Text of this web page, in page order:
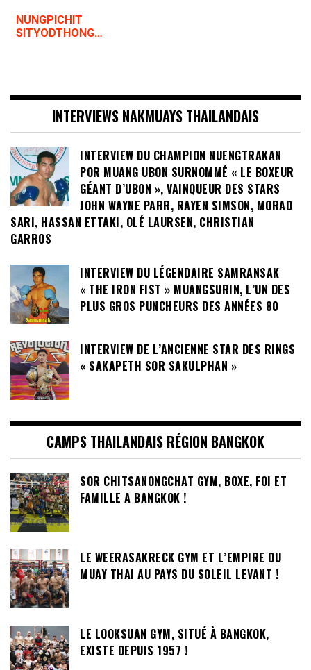
NUNGPICHIT
SITYODTHONG…
INTERVIEWS NAKMUAYS THAILANDAIS
INTERVIEW DU CHAMPION NUENGTRAKAN
POR MUANG UBON SURNOMMÉ « LE BOXEUR
GÉANT D’UBON », VAINQUEUR DES STARS
JOHN WAYNE PARR, RAYEN SIMSON, MORAD
SARI, HASSAN ETTAKI, OLÉ LAURSEN, CHRISTIAN
GARROS
INTERVIEW DU LÉGENDAIRE SAMRANSAK
« THE IRON FIST » MUANGSURIN, L’UN DES
PLUS GROS PUNCHEURS DES ANNÉES 80
INTERVIEW DE L’ANCIENNE STAR DES RINGS
« SAKAPETH SOR SAKULPHAN »
CAMPS THAILANDAIS RÉGION BANGKOK
SOR CHITSANONGCHAT GYM, BOXE, FOI ET
FAMILLE A BANGKOK !
LE WEERASAKRECK GYM ET L’EMPIRE DU
MUAY THAI AU PAYS DU SOLEIL LEVANT !
LE LOOKSUAN GYM, SITUÉ À BANGKOK,
EXISTE DEPUIS 1957 !